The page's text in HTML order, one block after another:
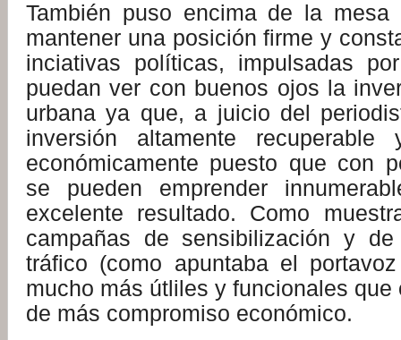
También puso encima de la mesa
mantener una posición firme y
inciativas políticas, impulsadas
puedan ver con buenos ojos la
urbana ya que, a juicio del
inversión altamente
económicamente puesto que con
se pueden emprender
excelente resultado. Como
campañas de sensibilización y
tráfico (como apuntaba el
mucho más útliles y funcionales que
de más compromiso económico.